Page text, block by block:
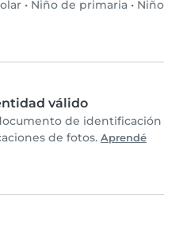
• Niño de primaria • Niño
válido
de identificación
de fotos. Aprendé